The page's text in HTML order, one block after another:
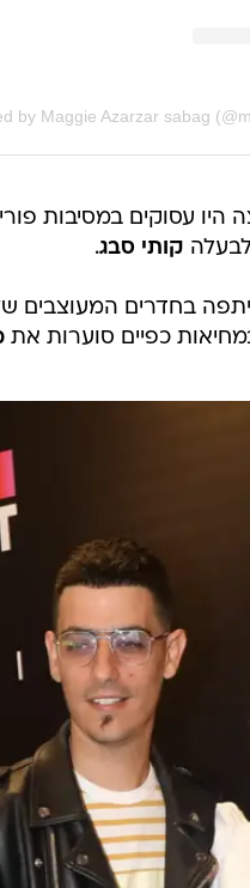
by Maggie Azarzar sabag
היו עסוקים במסיבות
קותי סבג.
בחדרים המעוצבים
כפיים סוערות את